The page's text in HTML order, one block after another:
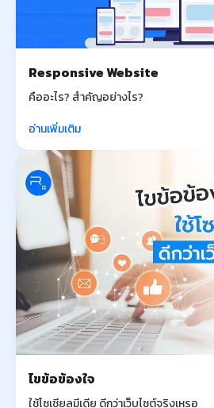
Responsive Website
คืออะไร? สำคัญอย่างไร?
อ่านเพิ่มเติม
ไขข้อข้องใจ
ใช้โซเชียลมีเดีย ดีกว่าเว็บไซต์จริงเหรอ